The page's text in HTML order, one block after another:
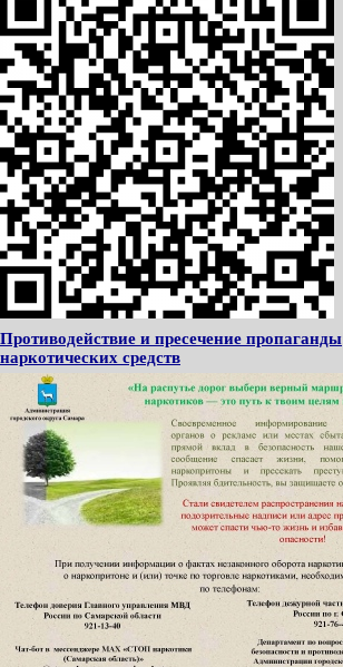
Противодействие и пресечение пропаганды
наркотических средств